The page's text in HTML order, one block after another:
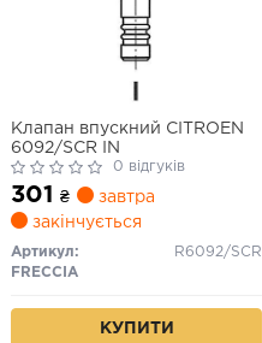
Клапан впускний CITROEN
6092/SCR IN
0 відгуків
301 ₴
завтра
закінчується
Артикул:
R6092/SCR
FRECCIA
КУПИТИ